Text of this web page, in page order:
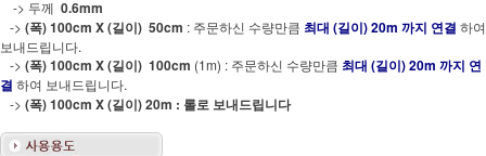
-> 두께 0.6mm
-> (폭) 100cm X (길이) 50cm : 주문하신 수량만큼 최대 (길이) 20m 까지 연결 하여
보내드립니다.
-> (폭) 100cm X (길이) 100cm (1m) : 주문하신 수량만큼 최대 (길이) 20m 까지 연
결 하여 보내드립니다.
-> (폭) 100cm X (길이) 20m : 롤로 보내드립니다